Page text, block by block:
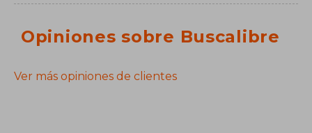
Opiniones sobre Buscalibre
Ver más opiniones de clientes